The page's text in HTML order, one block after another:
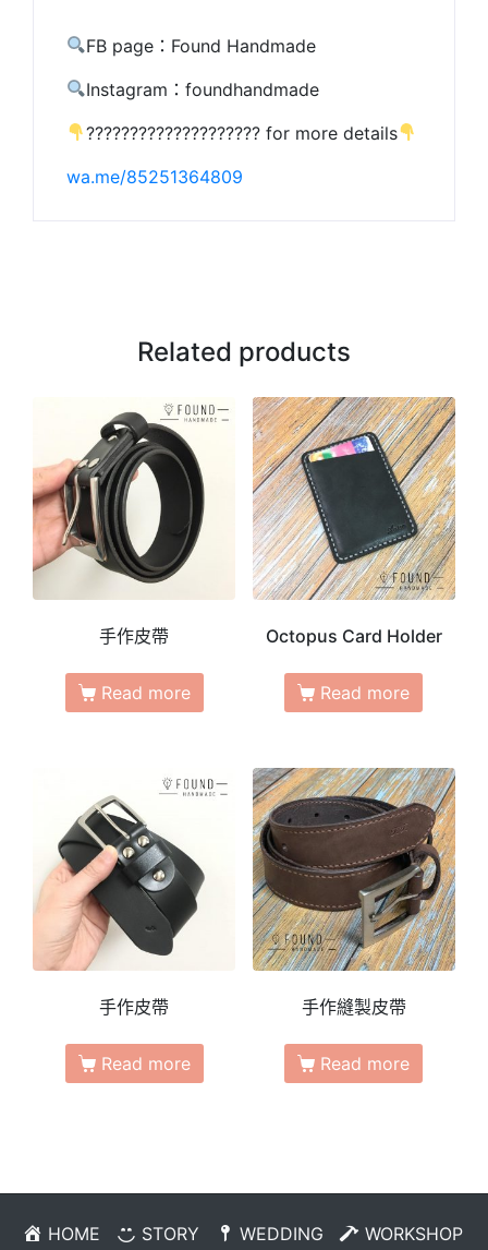
FB page：Found Handmade
Instagram：foundhandmade
???????????????????? for more details
wa.me/85251364809
Related products
手作皮帶
Read more
Octopus Card Holder
Read more
手作皮帶
Read more
手作縫製皮帶
Read more
HOME STORY WEDDING
WORKSHOP